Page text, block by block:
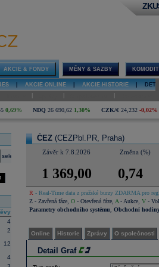
AKCIE & FONDY MĚNY & SAZBY
AKCIE ONLINE AKCIE HISTORIE
0,69% NDQ 26 690,62 1,30% CZK/€ 24,232 -0,02%
select
4
2
12
4
ČEZ (CEZPbl.PR, Praha)
Závěr k 7.8.2026 Změna (%)
1 369,00 0,74
R - Real-Time data z pražské burzy ZDARMA pro
Z - Zavřená fáze O - Otevřená fáze A - Aukce V -
Parametry obchodního systému
Obchodní
Online Historie Zprávy O společnosti
Detail Graf